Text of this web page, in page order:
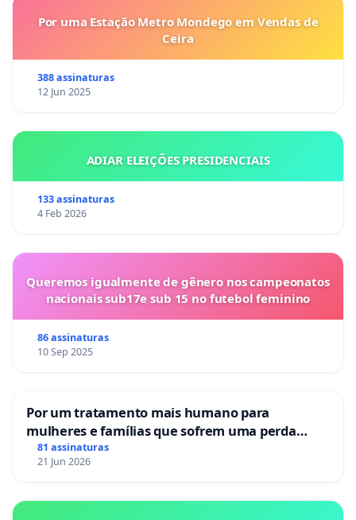
Por uma Estação Metro Mondego em Vendas de
Ceira
388 assinaturas
12 Jun 2025
ADIAR ELEIÇÕES PRESIDENCIAIS
133 assinaturas
4 Feb 2026
Queremos igualmente de gênero nos campeonatos
nacionais sub17e sub 15 no futebol feminino
86 assinaturas
10 Sep 2025
Por um tratamento mais humano para
mulheres e famílias que sofrem uma perda
gestacional nos hospitais portugueses
81 assinaturas
21 Jun 2026